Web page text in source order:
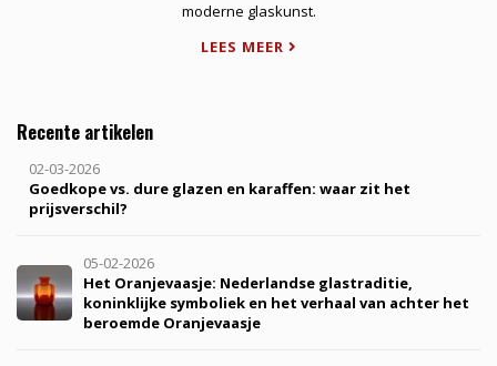
moderne glaskunst.
LEES MEER
Recente artikelen
02-03-2026
Goedkope vs. dure glazen en karaffen: waar zit het
prijsverschil?
05-02-2026
Het Oranjevaasje: Nederlandse glastraditie,
koninklijke symboliek en het verhaal van achter het
beroemde Oranjevaasje